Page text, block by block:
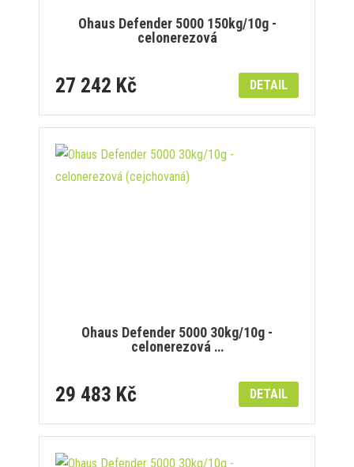
Ohaus Defender 5000 150kg/10g -
celonerezová
27 242 Kč DETAIL
Ohaus Defender 5000 30kg/10g -
celonerezová …
29 483 Kč DETAIL